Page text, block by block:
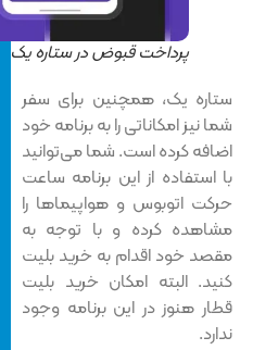
پرداخت قبوض در ستاره یک
ستاره یک، همچنین برای سفر
شما نیز امکاناتی را به برنامه خود
اضافه کرده است. شما می‌توانید
با استفاده از این برنامه ساعت
حرکت اتوبوس و هواپیماها را
مشاهده کرده و با توجه به
مقصد خود اقدام به خرید بلیت
کنید. البته امکان خرید بلیت
قطار هنوز در این برنامه وجود
ندارد.